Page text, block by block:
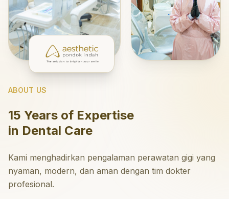
ABOUT US
15 Years of Expertise
in Dental Care
Kami menghadirkan pengalaman perawatan gigi yang
nyaman, modern, dan aman dengan tim dokter
profesional.